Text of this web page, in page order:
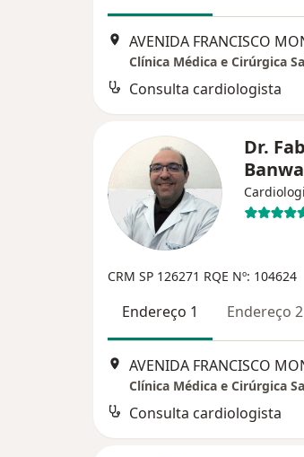
Clínica Médica e Cirúrgica
Consulta cardiologista
Dr.
CRM SP 126271 RQE Nº: 104624
Endereço 1 Endereço 2
Clínica Médica e Cirúrgica
Consulta cardiologista